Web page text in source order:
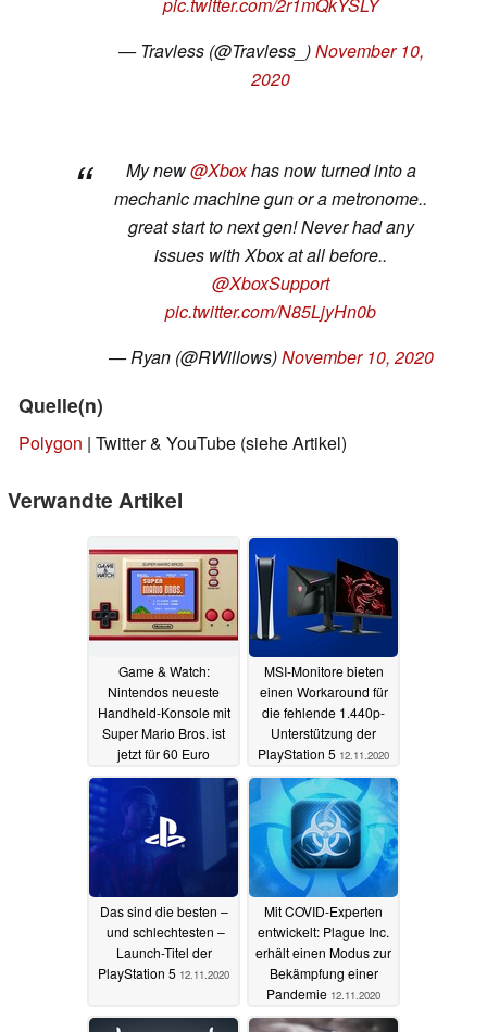
pic.twitter.com/2r1mQkYSLY
— Travless (@Travless_)November 10,
2020
My new@Xboxhas now turned into a
mechanic machine gun or a metronome..
great start to next gen! Never had any
issues with Xbox at all before..
@XboxSupport
pic.twitter.com/N85LjyHn0b
— Ryan (@RWillows)November 10, 2020
Quelle(n)
Polygon | Twitter & YouTube (siehe Artikel)
Verwandte Artikel
Game & Watch:
Nintendos neueste
Handheld-Konsole mit
Super Mario Bros. ist
jetzt für 60 Euro
erhältlich13.11.2020
MSI-Monitore bieten
einen Workaround für
die fehlende 1.440p-
Unterstützung der
PlayStation 5 12.11.2020
Das sind die besten –
und schlechtesten –
Launch-Titel der
PlayStation 5 12.11.2020
Mit COVID-Experten
entwickelt: Plague Inc.
erhält einen Modus zur
Bekämpfung einer
Pandemie 12.11.2020